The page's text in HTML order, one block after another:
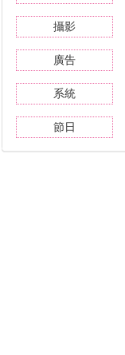
攝影
廣告
系統
節日